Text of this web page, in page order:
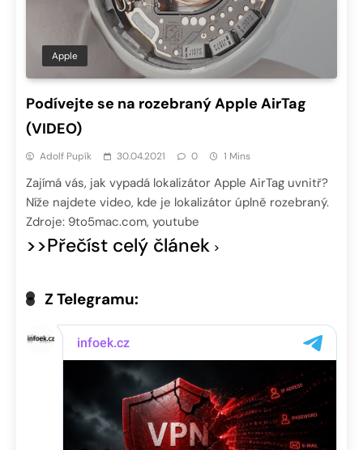
Apple
Podívejte se na rozebraný Apple AirTag
(VIDEO)
Adolf Pupík 30.04.2021 0 1 Mins
Zajímá vás, jak vypadá lokalizátor Apple AirTag uvnitř?
Níže najdete video, kde je lokalizátor úplně rozebraný.
Zdroje: 9to5mac.com, youtube
>>Přečíst celý článek
Z Telegramu: